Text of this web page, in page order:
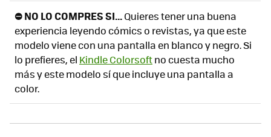
⛔ NO LO COMPRES SI...Quieres tener una buena
experiencia leyendo cómics o revistas, ya que este
modelo viene con una pantalla en blanco y negro. Si
lo prefieres, el Kindle Colorsoftno cuesta mucho
más y este modelo sí que incluye una pantalla a
color.